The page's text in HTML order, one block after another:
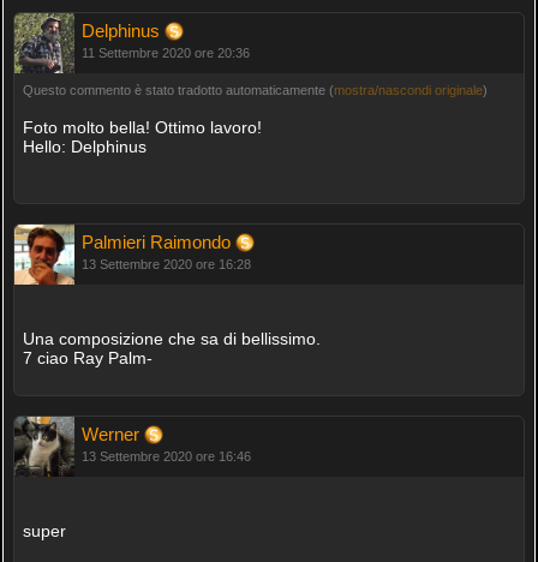
Delphinus
11 Settembre 2020 ore 20:36
Questo commento è stato tradotto automaticamente (mostra/nascondi originale)
Foto molto bella! Ottimo lavoro!
Hello: Delphinus
Palmieri Raimondo
13 Settembre 2020 ore 16:28
Una composizione che sa di bellissimo.
7 ciao Ray Palm-
Werner
13 Settembre 2020 ore 16:46
super